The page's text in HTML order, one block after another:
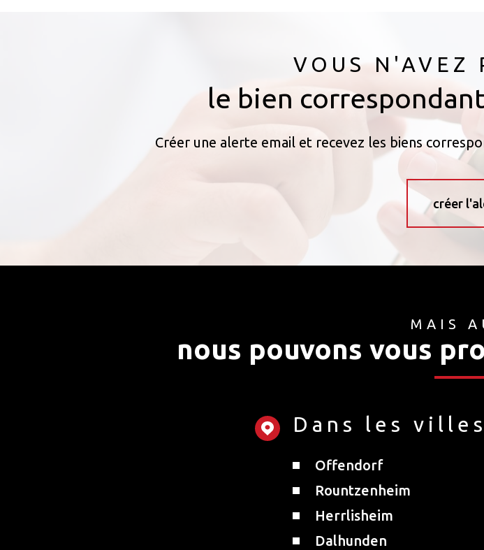
VOUS N'AVEZ
le bien
Créer une alerte email et recevez les biens
créer
MAIS
nous pouvons vous
Dans les villes
Offendorf
Rountzenheim
Herrlisheim
Dalhunden